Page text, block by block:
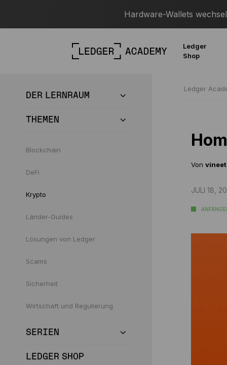
Hardware-Wallets
Ledger
Shop
DER LERNRAUM
THEMEN
Blockchain
DeFi
Krypto
Länder-Guides
Lösungen von Ledger
Scams
Sicherheit
Wirtschaft und Regulierung
SERIEN
LEDGER SHOP
Ledger
Von
JULI 18,